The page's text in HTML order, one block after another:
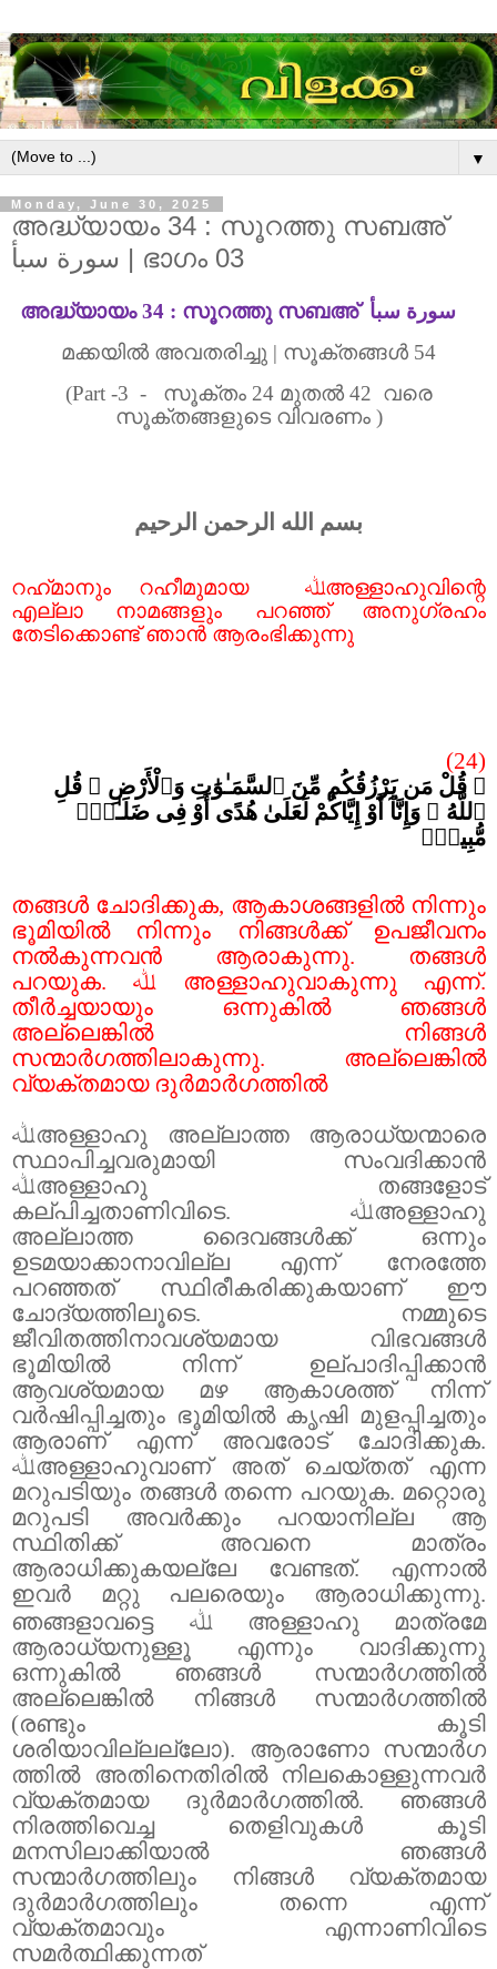
▼
Monday, June 30, 2025
അദ്ധ്യായം 34 : സൂറത്തു സബഅ്
سورة سبأ | ഭാഗം 03
അദ്ധ്യായം34 : സൂറത്തു സബഅ് سورة سبأ
മക്കയിൽ അവതരിച്ചു | സൂക്തങ്ങൾ 54
(Part -3 -
സൂക്തം24 മുതൽ42 വരെ
സൂക്തങ്ങളുടെ വിവരണം)
بسم الله الرحمن الرحيم
റഹ്മാനും റഹീമുമായ ﷲഅള്ളാഹുവിന്റെ
എല്ലാ നാമങ്ങളും പറഞ്ഞ് അനുഗ്രഹം
തേടിക്കൊണ്ട് ഞാൻ ആരംഭിക്കുന്നു
(24)
۞ قُلْ مَن يَرْزُقُكُم مِّنَ ٱلسَّمَـٰوَٰتِ وَٱلْأَرْضِ ۖ قُلِ
ٱللَّهُ ۖ وَإِنَّآ أَوْ إِيَّاكُمْ لَعَلَىٰ هُدًى أَوْ فِى ضَلَـٰلٍۢ
مُّبِينٍۢ
തങ്ങൾ ചോദിക്കുക, ആകാശങ്ങളിൽ നിന്നും
ഭൂമിയിൽ നിന്നും നിങ്ങൾക്ക് ഉപജീവനം
നൽകുന്നവൻ ആരാകുന്നു. തങ്ങൾ
പറയുക. ﷲ
അള്ളാഹുവാകുന്നു എന്ന്.
തീർച്ചയായും ഒന്നുകിൽ ഞങ്ങൾ
അല്ലെങ്കിൽ നിങ്ങൾ
സന്മാർഗത്തിലാകുന്നു. അല്ലെങ്കിൽ
വ്യക്തമായ ദുർമാർഗത്തിൽ
ﷲഅള്ളാഹു അല്ലാത്ത ആരാധ്യന്മാരെ
സ്ഥാപിച്ചവരുമായി സംവദിക്കാൻ
ﷲഅള്ളാഹു തങ്ങളോട്
കല്പിച്ചതാണിവിടെ. ﷲഅള്ളാഹു
അല്ലാത്ത ദൈവങ്ങൾക്ക് ഒന്നും
ഉടമയാക്കാനാവില്ല എന്ന് നേരത്തേ
പറഞ്ഞത് സ്ഥിരീകരിക്കുകയാണ് ഈ
ചോദ്യത്തിലൂടെ. നമ്മുടെ
ജീവിതത്തിനാവശ്യമായ വിഭവങ്ങൾ
ഭൂമിയിൽ നിന്ന് ഉല്പാദിപ്പിക്കാൻ
ആവശ്യമായ മഴ ആകാശത്ത് നിന്ന്
വർഷിപ്പിച്ചതും ഭൂമിയിൽ കൃഷി മുളപ്പിച്ചതും
ആരാണ് എന്ന് അവരോട് ചോദിക്കുക.
ﷲഅള്ളാഹുവാണ് അത് ചെയ്തത് എന്ന
മറുപടിയും തങ്ങൾ തന്നെ പറയുക. മറ്റൊരു
മറുപടി അവർക്കും പറയാനില്ല ആ
സ്ഥിതിക്ക് അവനെ മാത്രം
ആരാധിക്കുകയല്ലേ വേണ്ടത്. എന്നാൽ
ഇവർ മറ്റു പലരെയും ആരാധിക്കുന്നു.
ഞങ്ങളാവട്ടെ
ﷲ അള്ളാഹു മാത്രമേ
ആരാധ്യനുള്ളൂ എന്നും വാദിക്കുന്നു
ഒന്നുകിൽ ഞങ്ങൾ സന്മാർഗത്തിൽ
അല്ലെങ്കിൽ നിങ്ങൾ സന്മാർഗത്തിൽ
(രണ്ടും കൂടി
ശരിയാവില്ലല്ലോ).
ആരാണോസന്മാർഗ
ത്തിൽ അതിനെതിരിൽ നിലകൊള്ളുന്നവർ
വ്യക്തമായ ദുർമാർഗത്തിൽ. ഞങ്ങൾ
നിരത്തിവെച്ച തെളിവുകൾ കൂടി
മനസിലാക്കിയാൽ ഞങ്ങൾ
സന്മാർഗത്തിലും നിങ്ങൾ വ്യക്തമായ
ദുർമാർഗത്തിലും തന്നെ എന്ന്
വ്യക്തമാവും എന്നാണിവിടെ
സമർത്ഥിക്കുന്നത്